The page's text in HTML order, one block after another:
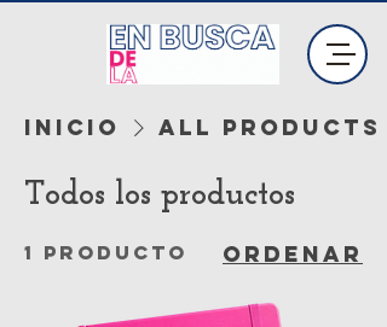
Inicio All Products
Todos los productos
1 producto Ordenar